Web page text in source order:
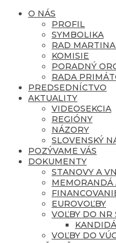
O NÁS
PROFIL
SYMBOLIKA
RAD
KOMISIE
PORADNÝ
RADA
PREDSEDNÍCTVO
AKTUALITY
VIDEOSEKCIA
REGIÓNY
NÁZORY
SLOVENSKÝ
POZÝVAME VÁS
DOKUMENTY
STANOVY A
MEMORANDÁ
EUROVOĽBY
VOĽBY DO NR
VOĽBY DO